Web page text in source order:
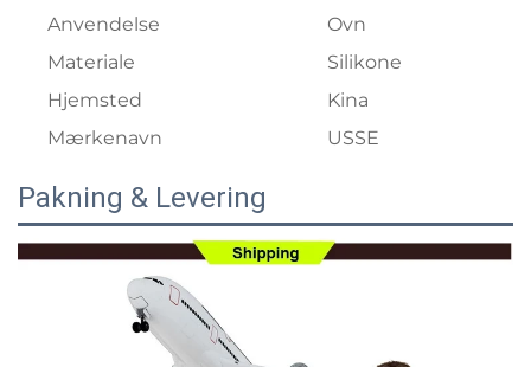
Anvendelse
Ovn
Materiale
Silikone
Hjemsted
Kina
Mærkenavn
USSE
Pakning & Levering